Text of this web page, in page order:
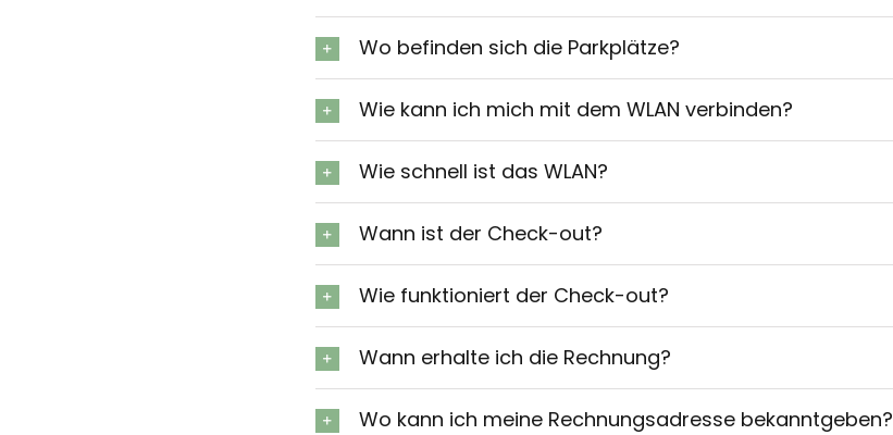
Wo befinden sich die Parkplätze?
Wie kann ich mich mit dem WLAN verbinden?
Wie schnell ist das WLAN?
Wann ist der Check-out?
Wie funktioniert der Check-out?
Wann erhalte ich die Rechnung?
Wo kann ich meine Rechnungsadresse bekanntgeben?